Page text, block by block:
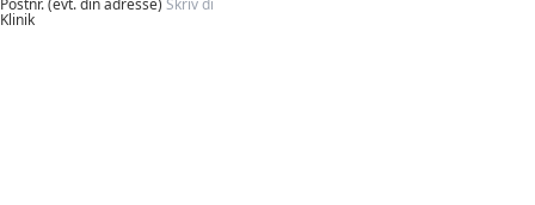
Postnr. (evt. din adresse)
Klinik